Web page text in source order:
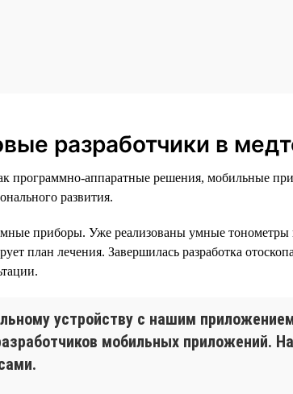
разработчики в
программно-аппаратные решения, мобильные
развития.
приборы. Уже реализованы умные
план лечения. Завершилась разработка
устройству с нашим
мобильных приложений.